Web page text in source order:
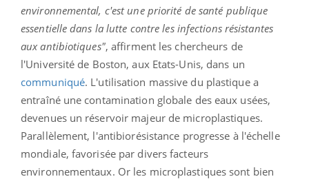
environnemental, c'est une priorité de santé publique
essentielle dans la lutte contre les infections résistantes
aux antibiotiques", affirment les chercheurs de
l'Université de Boston, aux Etats-Unis, dans un
communiqué. L'utilisation massive du plastique a
entraîné une contamination globale des eaux usées,
devenues un réservoir majeur de microplastiques.
Parallèlement, l'antibiorésistance progresse à l'échelle
mondiale, favorisée par divers facteurs
environnementaux. Or les microplastiques sont bien